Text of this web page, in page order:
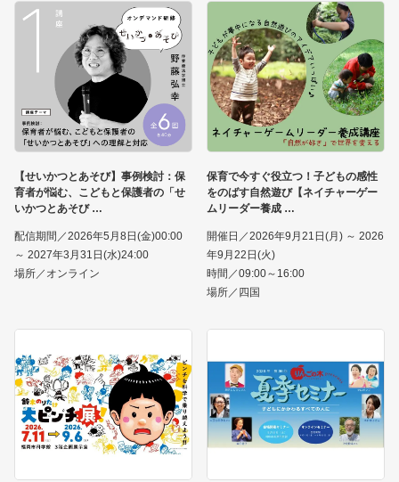
【せいかつとあそび】事例検討：保
育者が悩む、こどもと保護者の「せ
いかつとあそび
配信期間／2026年5月8日(金)00:00
～ 2027年3月31日(水)24:00
場所／オンライン
保育で今すぐ役立つ！子どもの感性
をのばす自然遊び【ネイチャーゲー
ムリーダー養成
開催日／2026年9月21日(月) ～ 2026
年9月22日(火)
時間／09:00～16:00
場所／四国